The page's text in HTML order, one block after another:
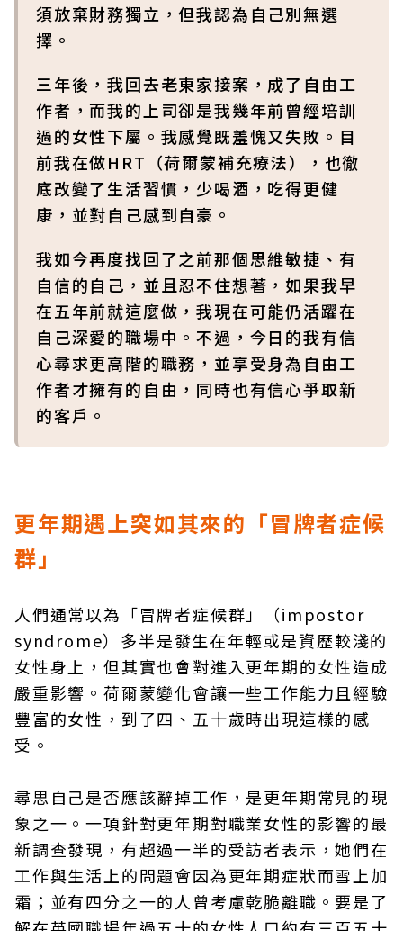
須放棄財務獨立，但我認為自己別無選
擇。
三年後，我回去老東家接案，成了自由工
作者，而我的上司卻是我幾年前曾經培訓
過的女性下屬。我感覺既羞愧又失敗。目
前我在做HRT（荷爾蒙補充療法），也徹
底改變了生活習慣，少喝酒，吃得更健
康，並對自己感到自豪。
我如今再度找回了之前那個思維敏捷、有
自信的自己，並且忍不住想著，如果我早
在五年前就這麼做，我現在可能仍活躍在
自己深愛的職場中。不過，今日的我有信
心尋求更高階的職務，並享受身為自由工
作者才擁有的自由，同時也有信心爭取新
的客戶。
更年期遇上突如其來的「冒牌者症候
群」
人們通常以為「冒牌者症候群」（impostor
syndrome）多半是發生在年輕或是資歷較淺的
女性身上，但其實也會對進入更年期的女性造成
嚴重影響。荷爾蒙變化會讓一些工作能力且經驗
豐富的女性，到了四、五十歲時出現這樣的感
受。
尋思自己是否應該辭掉工作，是更年期常見的現
象之一。一項針對更年期對職業女性的影響的最
新調查發現，有超過一半的受訪者表示，她們在
工作與生活上的問題會因為更年期症狀而雪上加
霜；並有四分之一的人曾考慮乾脆離職。要是了